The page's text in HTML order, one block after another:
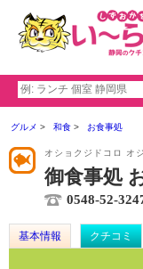
グルメ 和食 お食事処
オショクジドコロ オ
御食事処
0548-52-
基本情報 クチコミ